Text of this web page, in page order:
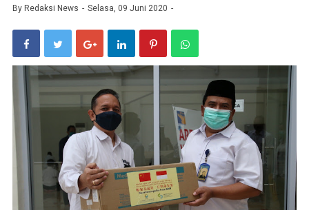
By Redaksi News Selasa, 09 Juni 2020